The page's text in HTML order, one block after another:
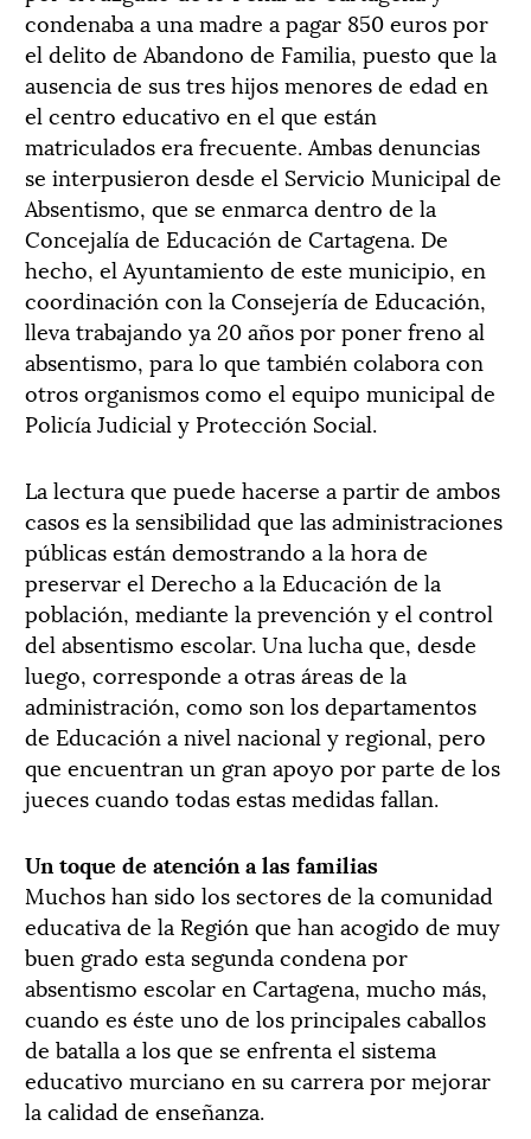
condenaba a una madre a pagar 850 euros por
el delito de Abandono de Familia, puesto que la
ausencia de sus tres hijos menores de edad en
el centro educativo en el que están
matriculados era frecuente. Ambas denuncias
se interpusieron desde el Servicio Municipal de
Absentismo, que se enmarca dentro de la
Concejalía de Educación de Cartagena. De
hecho, el Ayuntamiento de este municipio, en
coordinación con la Consejería de Educación,
lleva trabajando ya 20 años por poner freno al
absentismo, para lo que también colabora con
otros organismos como el equipo municipal de
Policía Judicial y Protección Social.
La lectura que puede hacerse a partir de ambos
casos es la sensibilidad que las administraciones
públicas están demostrando a la hora de
preservar el Derecho a la Educación de la
población, mediante la prevención y el control
del absentismo escolar. Una lucha que, desde
luego, corresponde a otras áreas de la
administración, como son los departamentos
de Educación a nivel nacional y regional, pero
que encuentran un gran apoyo por parte de los
jueces cuando todas estas medidas fallan.
Un toque de atención a las familias
Muchos han sido los sectores de la comunidad
educativa de la Región que han acogido de muy
buen grado esta segunda condena por
absentismo escolar en Cartagena, mucho más,
cuando es éste uno de los principales caballos
de batalla a los que se enfrenta el sistema
educativo murciano en su carrera por mejorar
la calidad de enseñanza.